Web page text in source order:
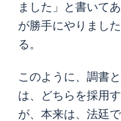
ました」と書いて
が勝手にやりまし
る。
このように、調書
は、どちらを採用
が、本来は、法廷